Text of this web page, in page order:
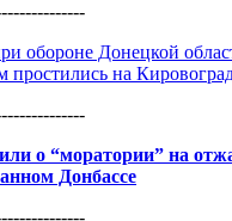
обороне Донецкой
простились на
о “моратории” на
Донбассе